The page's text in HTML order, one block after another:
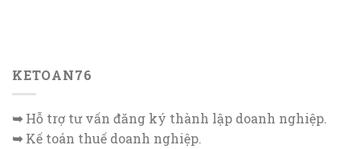
KETOAN76
➥Hỗ trợ tư vấn đăng ký thành lập doanh nghiệp.
➥Kế toán thuế doanh nghiệp.